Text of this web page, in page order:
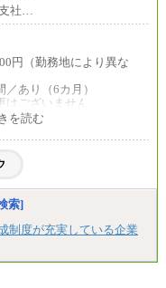
社…
円（勤務地により異な
あり（6カ月）
ございません
円（勤務地により異な
あり（6か月）
を読む
索]
制度が充実している企業